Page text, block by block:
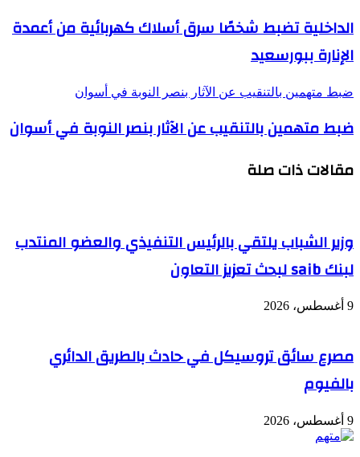
الداخلية تضبط شخصًا سرق أسلاك كهربائية من أعمدة
الإنارة ببورسعيد
ضبط متهمين بالتنقيب عن الآثار بنصر النوبة في أسوان
ضبط متهمين بالتنقيب عن الآثار بنصر النوبة في أسوان
مقالات ذات صلة
وزير الشباب يلتقي بالرئيس التنفيذي والعضو المنتدب
لبنك saib لبحث تعزيز التعاون
9 أغسطس، 2026
مصرع سائق تروسيكل في حادث بالطريق الدائري
بالفيوم
9 أغسطس، 2026